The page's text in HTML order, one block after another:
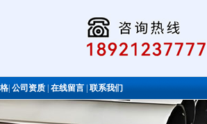
公司资质在线留言|联系我们